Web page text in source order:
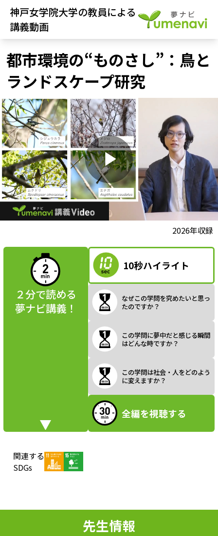
神戸女学院大学の教員による
講義動画
都市環境の“ものさし”：鳥と
ランドスケープ研究
P
a
y
V
i
e
2026年収録
２分で読める
夢ナビ講義！
10秒ハイライト
なぜこの学問を究めたいと思っ
たのですか？
この学問に夢中だと感じる瞬間
はどんな時ですか？
この学問は社会・人をどのよう
に変えますか？
全編を視聴する
関連する
SDGs
先生情報